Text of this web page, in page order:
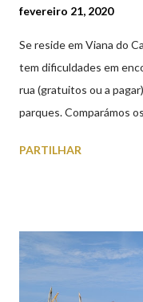
fevereiro 21, 2020
Se reside em Viana do
tem dificuldades em
rua (gratuitos ou a
parques. Comparámos
subterrâneos) perto do
subterrâneos. O
2ª a 5ª feira a partir das
PARTILHAR